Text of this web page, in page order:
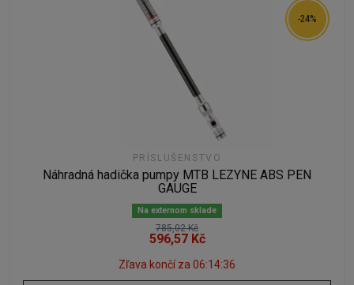
-24%
PRÍSLUŠENSTVO
Náhradná hadička pumpy MTB LEZYNE ABS PEN
GAUGE
Na externom sklade
785,02 Kč
596,57 Kč
Zľava končí za 06:14:35